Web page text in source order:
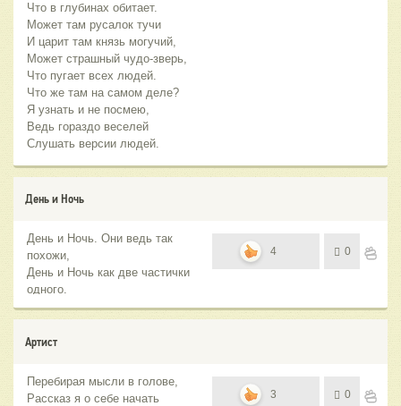
Что в глубинах обитает.
Может там русалок тучи
И царит там князь могучий,
Может страшный чудо-зверь,
Что пугает всех людей.
Что же там на самом деле?
Я узнать и не посмею,
Ведь гораздо веселей
Слушать версии людей.
День и Ночь
День и Ночь. Они ведь так
похожи,
День и Ночь как две частички
одного.
Они на сто процентов
противоположны,
Но и на столько же похожи
4 0
Артист
Перебирая мысли в голове,
Рассказ я о себе начать
3 0